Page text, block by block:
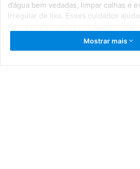
d’água bem vedadas, limpar calhas e
irregular de lixo. Esses cuidados
Assista ao vídeo:
Mostrar mais